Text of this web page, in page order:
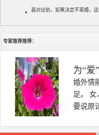
面对出轨，如果决定不离婚，
专家推荐推荐：
徐珞
徐珞棋
多年，
千小时